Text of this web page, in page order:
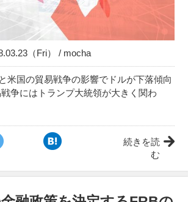
（Fri） / mocha
米国の貿易戦争の影響でドルが下落傾向
争にはトランプ大統領が大きく関わ
続きを読
む